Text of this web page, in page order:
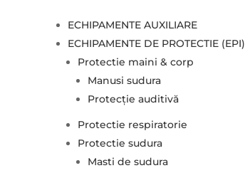
ECHIPAMENTE AUXILIARE
ECHIPAMENTE DE PROTECTIE (EPI)
Protectie maini & corp
Manusi sudura
Protecție auditivă
Protectie respiratorie
Protectie sudura
Masti de sudura